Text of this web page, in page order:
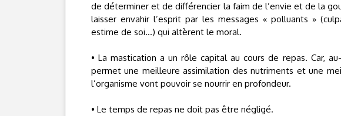
de déterminer et de différencier la faim de l’envie et de la
laisser envahir l’esprit par les messages « polluants »
estime de soi…) qui altèrent le moral.
• La mastication a un rôle capital au cours de repas. Car,
permet une meilleure assimilation des nutriments et une
l’organisme vont pouvoir se nourrir en profondeur.
• Le temps de repas ne doit pas être négligé.